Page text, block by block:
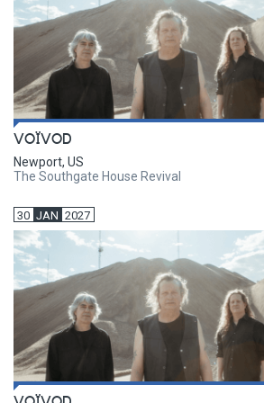
VOÏVOD
Newport, US
The Southgate House Revival
30 JAN 2027